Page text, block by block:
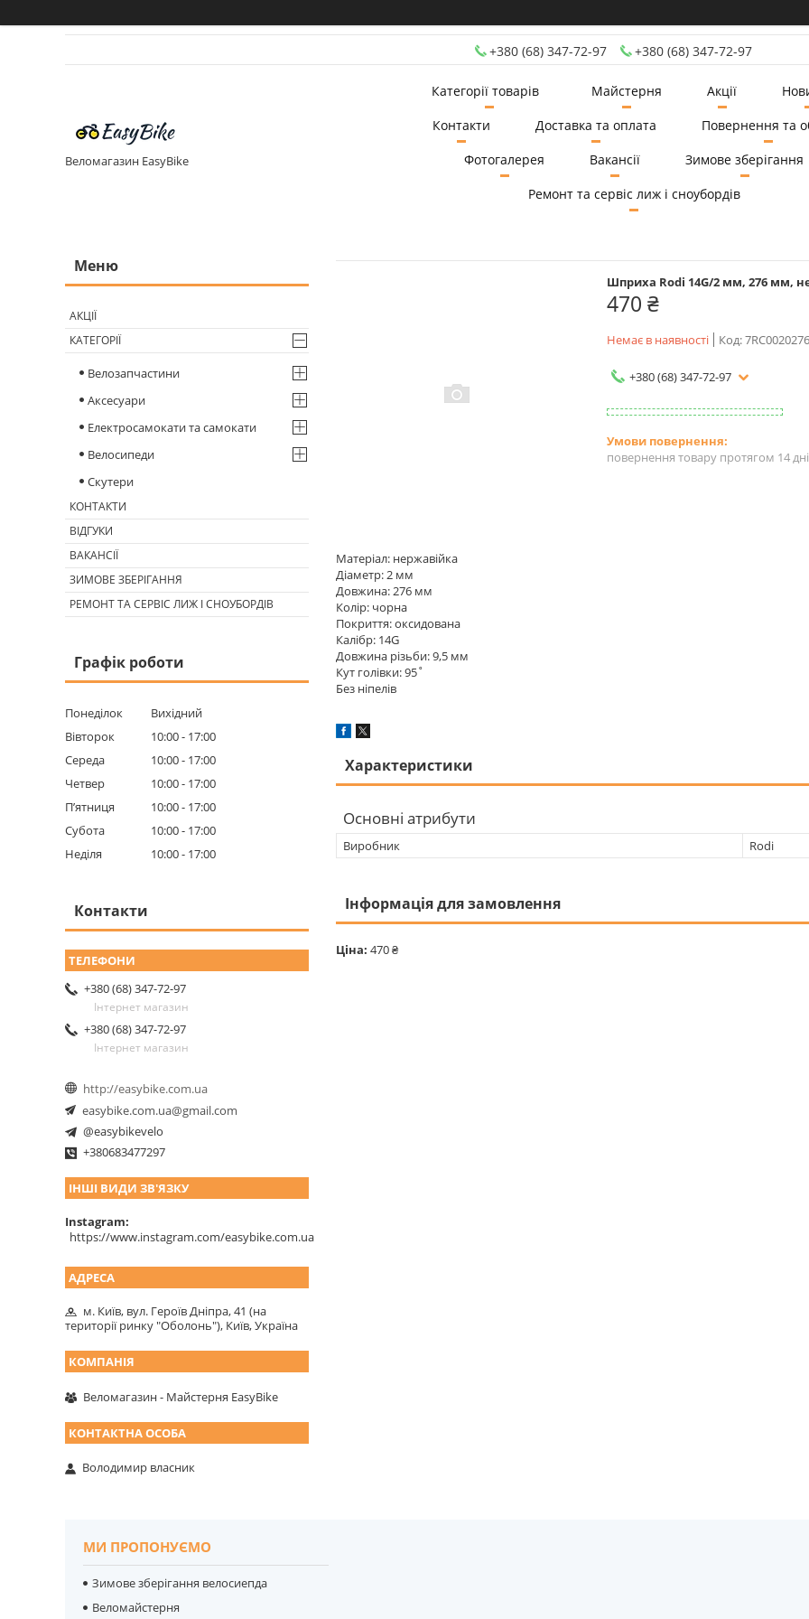
+380 (68) 347-72-97 +380 (68) 347-72-97
Веломагазин EasyBike
Категорії товарів Майстерня Акції
Контакти
Доставка та оплата
Повернення та
Фотогалерея
Вакансії
Зимове зберігання
Ремонт та сервіс лиж і сноубордів
Шприха Rodi 14G/2 мм, 276 мм,
470 ₴
Немає в наявності Код:
+380 (68) 347-72-97
повернення товару протягом 14
Матеріал: нержавійка
Діаметр: 2 мм
Довжина: 276 мм
Колір: чорна
Покриття: оксидована
Калібр: 14G
Довжина різьби: 9,5 мм
Кут голівки: 95˚
Без ніпелів
Характеристики
Основні атрибути
Виробник Rodi
Інформація для замовлення
Ціна: 470 ₴
АКЦІЇ
КАТЕГОРІЇ
Велозапчастини
Аксесуари
Електросамокати та самокати
Велосипеди
Скутери
КОНТАКТИ
ВІДГУКИ
ВАКАНСІЇ
ЗИМОВЕ ЗБЕРІГАННЯ
РЕМОНТ ТА СЕРВІС ЛИЖ І СНОУБОРДІВ
Графік роботи
Понеділок
Вихідний
Вівторок
10:00
17:00
Середа
10:00
17:00
Четвер
10:00
17:00
Пʼятниця
10:00
17:00
Субота
10:00
17:00
Неділя
10:00 17:00
Контакти
+380 (68) 347-72-97
Інтернет магазин
+380 (68) 347-72-97
Інтернет магазин
http://easybike.com.ua
easybike.com.ua@gmail.com
@easybikevelo
+380683477297
ІНШІ ВИДИ ЗВ'ЯЗКУ
Instagram
https://www.instagram.com/easybike.com.ua
м. Київ, вул. Героїв Дніпра, 41 (на
території ринку "Оболонь"), Київ, Україна
Веломагазин - Майстерня EasyBike
Володимир власник
МИ ПРОПОНУЄМО
Зимове зберігання велосиепда
Веломайстерня